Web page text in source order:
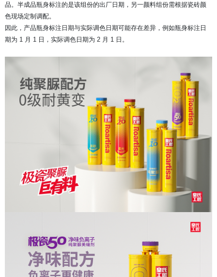
品。 半成品瓶身标注的是该组份的出厂日期，另一颜料组份需根据瓷砖颜
色现场定制调配。
因此，产品瓶身标注日期与实际调色日期可能存在差异，例如瓶身标注日
期为 1 月 1 日，实际调色日期为 2 月 1 日。